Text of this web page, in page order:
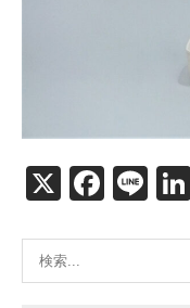
X
F
c
e
Li
e